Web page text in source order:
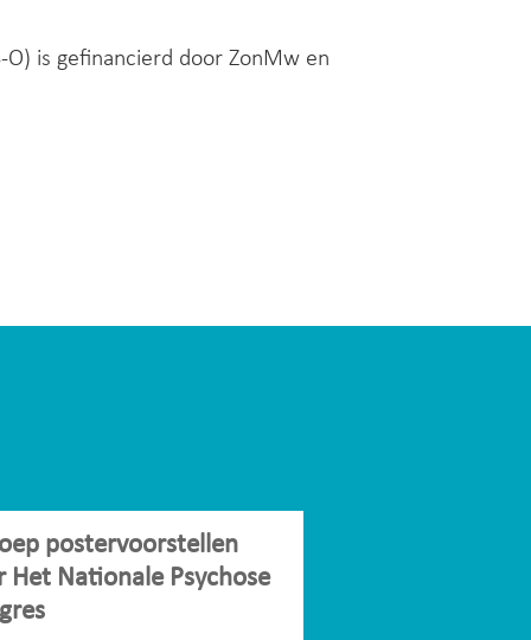
is gefinancierd door ZonMw en
postervoorstellen
Het Nationale Psychose